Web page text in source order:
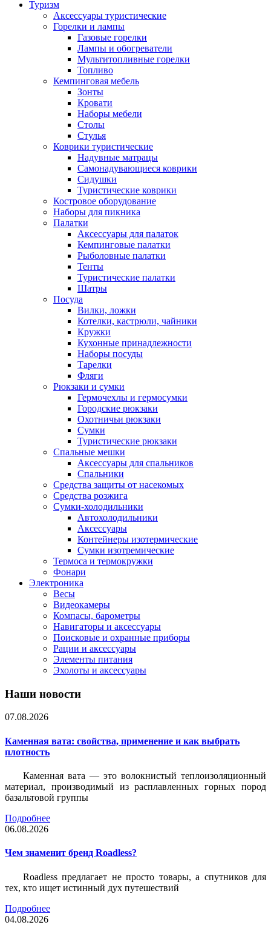
Туризм
Аксессуары туристические
Горелки и лампы
Газовые горелки
Лампы и обогреватели
Мультитопливные горелки
Топливо
Кемпинговая мебель
Зонты
Кровати
Наборы мебели
Столы
Стулья
Коврики туристические
Надувные матрацы
Самонадувающиеся коврики
Сидушки
Туристические коврики
Костровое оборудование
Наборы для пикника
Палатки
Аксессуары для палаток
Кемпинговые палатки
Рыболовные палатки
Тенты
Туристические палатки
Шатры
Посуда
Вилки, ложки
Котелки, кастрюли, чайники
Кружки
Кухонные принадлежности
Наборы посуды
Тарелки
Фляги
Рюкзаки и сумки
Гермочехлы и гермосумки
Городские рюкзаки
Охотничьи рюкзаки
Сумки
Туристические рюкзаки
Спальные мешки
Аксессуары для спальников
Спальники
Средства защиты от насекомых
Средства розжига
Сумки-холодильники
Автохолодильники
Аксессуары
Контейнеры изотермические
Сумки изотремические
Термоса и термокружки
Фонари
Электроника
Весы
Видеокамеры
Компасы, барометры
Навигаторы и аксессуары
Поисковые и охранные приборы
Рации и аксессуары
Элементы питания
Эхолоты и аксессуары
Наши новости
07.08.2026
Каменная вата: свойства, применение и как выбрать
плотность
Каменная вата — это волокнистый теплоизоляционный
материал, производимый из расплавленных горных пород
базальтовой группы
Подробнее
06.08.2026
Чем знаменит бренд Roadless?
Roadless предлагает не просто товары, а спутников для
тех, кто ищет истинный дух путешествий
Подробнее
04.08.2026